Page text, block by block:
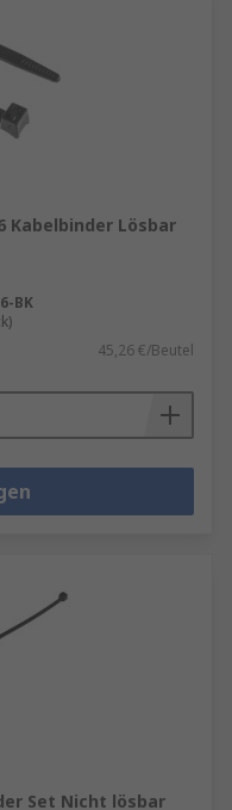
Kabelbinder Lösbar
BK
45,26 €/Beutel
Set Nicht lösbar